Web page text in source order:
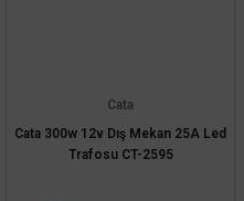
Cata
Cata 300w 12v Dış Mekan 25A Led
Trafosu CT-2595